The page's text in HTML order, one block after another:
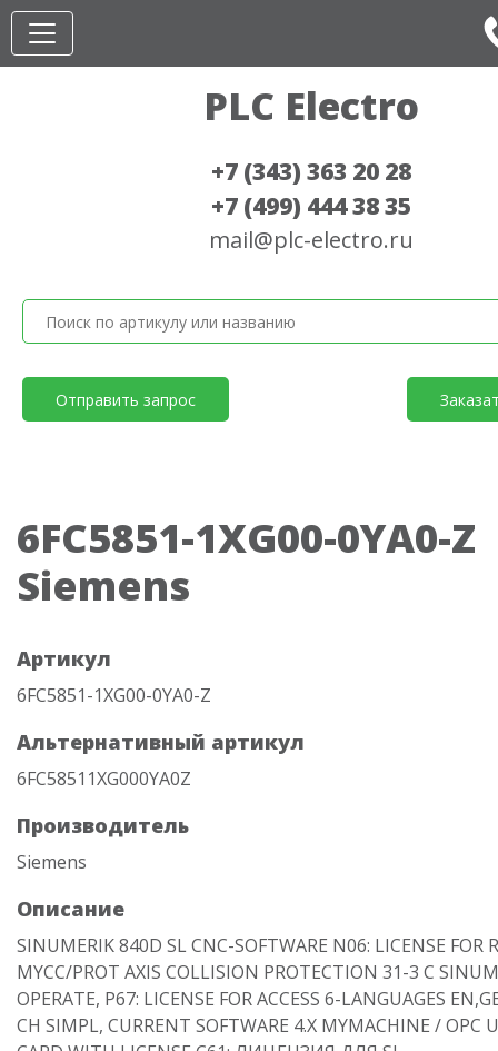
PLC Electro
+7 (343) 363 20 28
+7 (499) 444 38 35
mail@plc-electro.ru
Отправить запрос
6FC5851-1XG00-0YA0-Z
Siemens
Артикул
6FC5851-1XG00-0YA0-Z
Альтернативный артикул
6FC58511XG000YA0Z
Производитель
Siemens
Описание
SINUMERIK 840D SL CNC-SOFTWARE N06: LICENSE FOR
MYCC/PROT AXIS COLLISION PROTECTION 31-3 С
OPERATE, P67: LICENSE FOR ACCESS 6-LANGUAGES
CH SIMPL, CURRENT SOFTWARE 4.X MYMACHINE / OPC